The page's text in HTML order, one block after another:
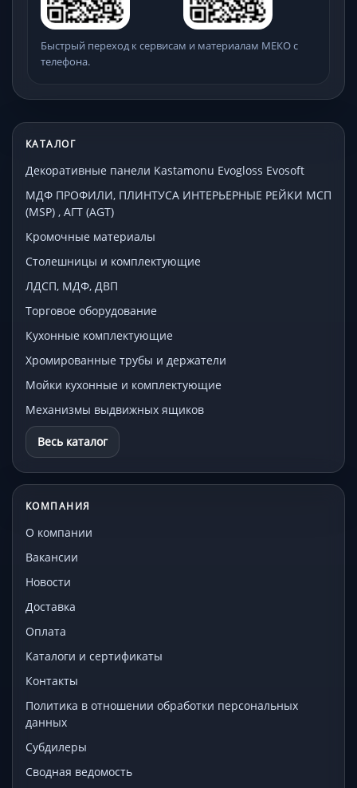
Быстрый переход к сервисам и материалам МЕКО с
телефона.
КАТАЛОГ
Декоративные панели Kastamonu Evogloss Evosoft
МДФ ПРОФИЛИ, ПЛИНТУСА ИНТЕРЬЕРНЫЕ РЕЙКИ МСП
(MSP) , АГТ (AGT)
Кромочные материалы
Столешницы и комплектующие
ЛДСП, МДФ, ДВП
Торговое оборудование
Кухонные комплектующие
Хромированные трубы и держатели
Мойки кухонные и комплектующие
Механизмы выдвижных ящиков
Весь каталог
КОМПАНИЯ
О компании
Вакансии
Новости
Доставка
Оплата
Каталоги и сертификаты
Контакты
Политика в отношении обработки персональных
данных
Субдилеры
Сводная ведомость